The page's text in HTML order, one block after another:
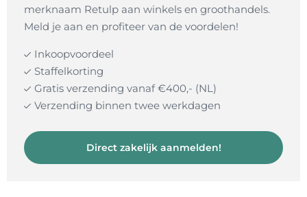
merknaam Retulp aan winkels en groothandels.
Meld je aan en profiteer van de voordelen!
Inkoopvoordeel
Staffelkorting
Gratis verzending vanaf €400,- (NL)
Verzending binnen twee werkdagen
Direct zakelijk aanmelden!